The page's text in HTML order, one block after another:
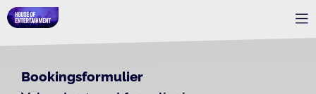
Bookingsformulier